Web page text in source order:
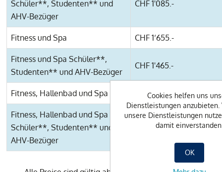
Schüler**, Studenten** und
AHV-Bezüger
CHF 1'085.-
Fitness und Spa CHF 1‘655.-
Fitness und Spa Schüler**,
Studenten** und AHV-Bezüger
CHF 1'465.-
Fitness, Hallenbad und Spa CHF 1‘945.-
Fitness, Hallenbad und Spa
Schüler**, Studenten** und
AHV-Bezüger
CHF 1'695.-
Cookies helfen uns
Dienstleistungen anzubieten.
unsere Dienstleistungen
damit
OK